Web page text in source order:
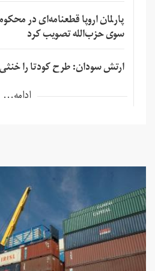
پارلمان اروپا قطعنامه‌ای در
سوی حزب‌الله تصویب کرد
ارتش سودان: طرح کودتا را
ادامه...